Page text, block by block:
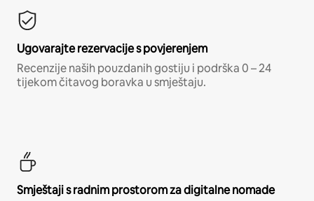
Ugovarajte rezervacije s povjerenjem
Recenzije naših pouzdanih gostiju i podrška 0 – 24
tijekom čitavog boravka u smještaju.
Smještaji s radnim prostorom za digitalne nomade